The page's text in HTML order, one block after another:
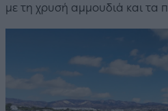
με τη χρυσή αμμουδιά και τα